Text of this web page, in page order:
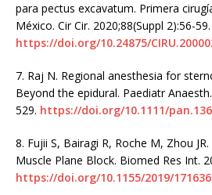
para pectus excavatum. Primera
México. Cir Cir. 2020;88(Suppl 2):56-
https://doi.org/10.24875/
7. Raj N. Regional anesthesia for
Beyond the epidural. Paediatr
529. https://doi.org/10.1111/
8. Fujii S, Bairagi R, Roche M, Zhou
Muscle Plane Block. Biomed Res Int.
https://doi.org/10.1155/2019/